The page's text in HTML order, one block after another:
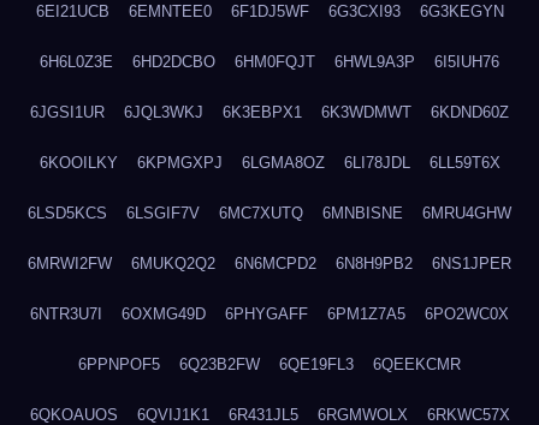
6EI21UCB 6EMNTEE0 6F1DJ5WF 6G3CXI93 6G3KEGYN
6H6L0Z3E 6HD2DCBO 6HM0FQJT 6HWL9A3P 6I5IUH76
6JGSI1UR 6JQL3WKJ 6K3EBPX1 6K3WDMWT 6KDND60Z
6KOOILKY 6KPMGXPJ 6LGMA8OZ 6LI78JDL 6LL59T6X
6LSD5KCS 6LSGIF7V 6MC7XUTQ 6MNBISNE 6MRU4GHW
6MRWI2FW 6MUKQ2Q2 6N6MCPD2 6N8H9PB2 6NS1JPER
6NTR3U7I 6OXMG49D 6PHYGAFF 6PM1Z7A5 6PO2WC0X
6PPNPOF5 6Q23B2FW 6QE19FL3 6QEEKCMR
6QKOAUOS 6QVIJ1K1 6R431JL5 6RGMWOLX 6RKWC57X